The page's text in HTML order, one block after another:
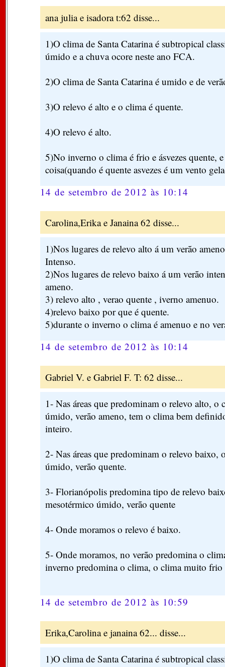
ana julia e isadora t:62 disse...
1)O clima de Santa Catarina é subtropical
úmido e a chuva ocore neste ano FCA.
2)O clima de Santa Catarina é umido e de
3)O relevo é alto e o clima é quente.
4)O relevo é alto.
5)No inverno o clima é frio e ásvezes quente,
coisa(quando é quente asvezes é um vento
14 de setembro de 2012 às 10:14
Carolina,Erika e Janaina 62 disse...
1)Nos lugares de relevo alto á um verão
Intenso.
2)Nos lugares de relevo baixo á um verão
ameno.
3) relevo alto , verao quente , iverno amenuo.
4)relevo baixo por que é quente.
5)durante o inverno o clima é amenuo e no
14 de setembro de 2012 às 10:14
Gabriel V. e Gabriel F. T: 62 disse...
1- Nas áreas que predominam o relevo alto, o
úmido, verão ameno, tem o clima bem
inteiro.
2- Nas áreas que predominam o relevo baixo,
úmido, verão quente.
3- Florianópolis predomina tipo de relevo
mesotérmico úmido, verão quente
4- Onde moramos o relevo é baixo.
5- Onde moramos, no verão predomina o
inverno predomina o clima, o clima muito frio
14 de setembro de 2012 às 10:59
Erika,Carolina e janaina 62... disse...
1)O clima de Santa Catarina é subtropical